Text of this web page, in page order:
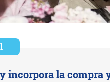
incorpora la compra